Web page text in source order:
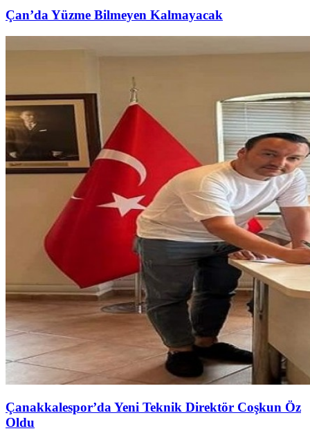
Çan’da Yüzme Bilmeyen Kalmayacak
Çanakkalespor’da Yeni Teknik Direktör Coşkun Öz
Oldu